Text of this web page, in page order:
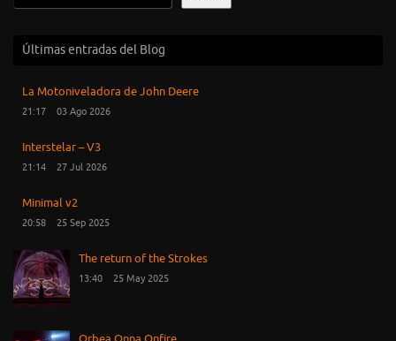
Últimas entradas del Blog
La Motoniveladora de John Deere
21:17 03 Ago 2026
Interstelar – V3
21:14 27 Jul 2026
Minimal v2
20:58 25 Sep 2025
The return of the Strokes
13:40 25 May 2025